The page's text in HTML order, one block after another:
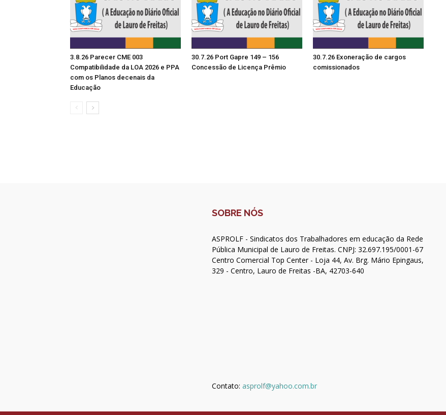
3.8.26 Parecer CME 003
Compatibilidade da LOA 2026 e PPA
com os Planos decenais da
Educação
30.7.26 Port Gapre 149 – 156
Concessão de Licença Prêmio
30.7.26 Exoneração de cargos
comissionados
SOBRE NÓS
ASPROLF - Sindicatos dos Trabalhadores em educação da Rede
Pública Municipal de Lauro de Freitas. CNPJ: 32.697.195/0001-67
Centro Comercial Top Center - Loja 44, Av. Brg. Mário Epingaus,
329 - Centro, Lauro de Freitas -BA, 42703-640
Contato: asprolf@yahoo.com.br